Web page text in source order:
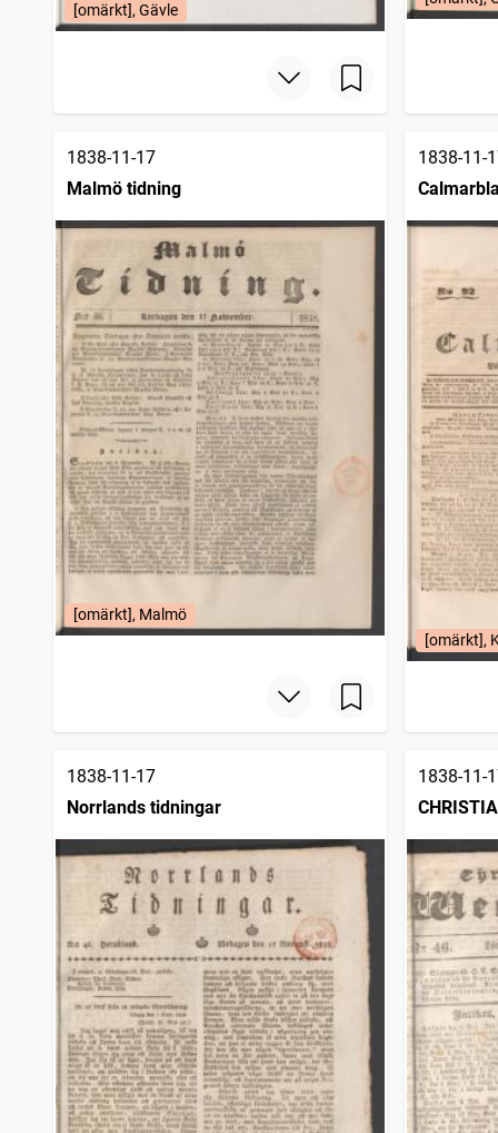
[omärkt], Gävle
1838-11-17
Malmö tidning
[omärkt], Malmö
1838-11-
[omärkt],
1838-11-17
Norrlands tidningar
1838-11-